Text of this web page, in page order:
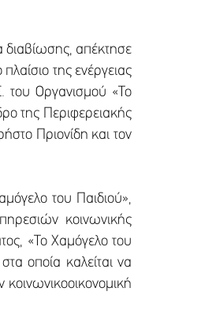
διαβίωσης, απέκτησε
της ενέργειας
του Οργανισμού «Το
της Περιφερειακής
Πριονίδη και τον
του Παιδιού»,
κοινωνικής
«Το Χαμόγελο του
οποία καλείται να